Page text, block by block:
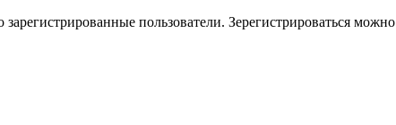
пользователи. Зерегистрироваться можно